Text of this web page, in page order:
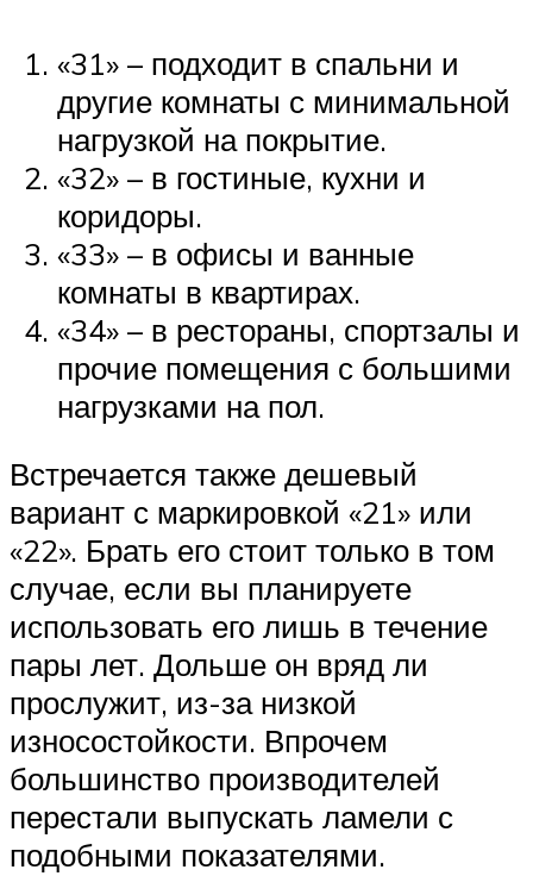
«31» – подходит в спальни и
другие комнаты с минимальной
нагрузкой на покрытие.
«32» – в гостиные, кухни и
коридоры.
«33» – в офисы и ванные
комнаты в квартирах.
«34» – в рестораны, спортзалы и
прочие помещения с большими
нагрузками на пол.
Встречается также дешевый
вариант с маркировкой «21» или
«22». Брать его стоит только в том
случае, если вы планируете
использовать его лишь в течение
пары лет. Дольше он вряд ли
прослужит, из-за низкой
износостойкости. Впрочем
большинство производителей
перестали выпускать ламели с
подобными показателями.